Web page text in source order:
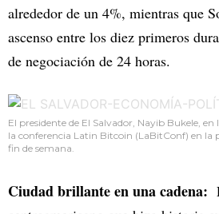
alrededor de un 4%, mientras que
ascenso entre los diez primeros
de negociación de 24 horas.
El presidente de El Salvador, Nayib Bukele,
la conferencia Latin Bitcoin (LaBitConf) en la
fin de semana.
Ciudad brillante en una cadena: